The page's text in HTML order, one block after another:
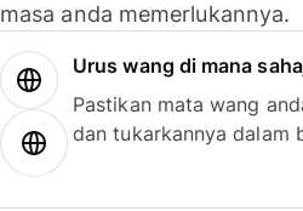
masa anda memerlukannya.
Urus wang di mana
Pastikan mata wang
dan tukarkannya dalam